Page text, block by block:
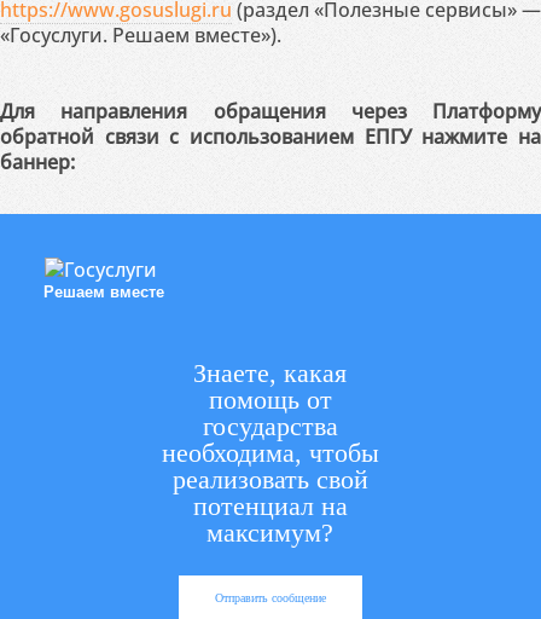
https://www.gosuslugi.ru (раздел «Полезные сервисы» —
«Госуслуги. Решаем вместе»).
Для направления обращения через Платформу
обратной связи с использованием ЕПГУ нажмите на
баннер:
Решаем вместе
Знаете, какая
помощь от
государства
необходима, чтобы
реализовать свой
потенциал на
максимум?
Отправить сообщение